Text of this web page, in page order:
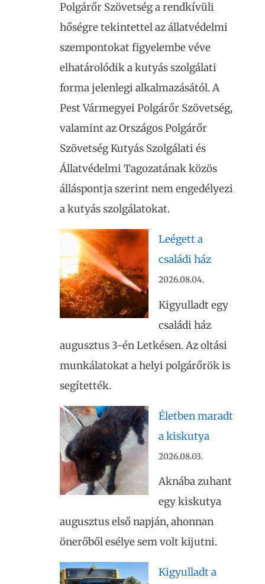
Polgárőr Szövetség a rendkívüli
hőségre tekintettel az állatvédelmi
szempontokat figyelembe véve
elhatárolódik a kutyás szolgálati
forma jelenlegi alkalmazásától. A
Pest Vármegyei Polgárőr Szövetség,
valamint az Országos Polgárőr
Szövetség Kutyás Szolgálati és
Állatvédelmi Tagozatának közös
álláspontja szerint nem engedélyezi
a kutyás szolgálatokat.
Leégett a
családi ház
2026.08.04.
Kigyulladt egy
családi ház
augusztus 3-én Letkésen. Az oltási
munkálatokat a helyi polgárőrök is
segítették.
Életben maradt
a kiskutya
2026.08.03.
Aknába zuhant
egy kiskutya
augusztus első napján, ahonnan
önerőből esélye sem volt kijutni.
Kigyulladt a